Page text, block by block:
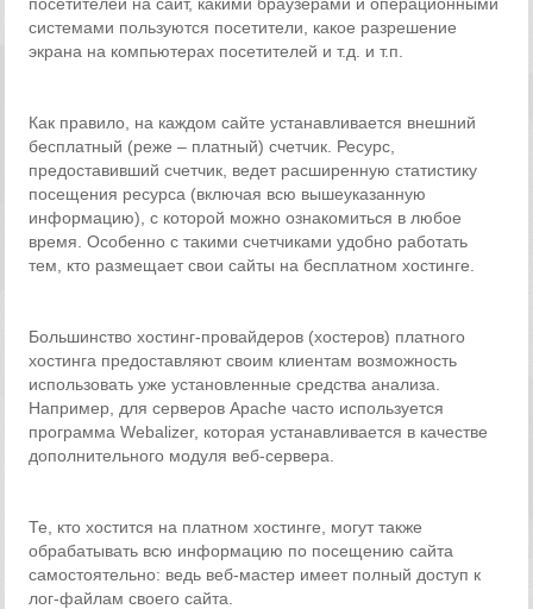
системами пользуются посетители, какое разрешение
экрана на компьютерах посетителей и т.д. и т.п.
Как правило, на каждом сайте устанавливается внешний
бесплатный (реже – платный) счетчик. Ресурс,
предоставивший счетчик, ведет расширенную статистику
посещения ресурса (включая всю вышеуказанную
информацию), с которой можно ознакомиться в любое
время. Особенно с такими счетчиками удобно работать
тем, кто размещает свои сайты на бесплатном хостинге.
Большинство хостинг-провайдеров (хостеров) платного
хостинга предоставляют своим клиентам возможность
использовать уже установленные средства анализа.
Например, для серверов Apache часто используется
программа Webalizer, которая устанавливается в качестве
дополнительного модуля веб-сервера.
Те, кто хостится на платном хостинге, могут также
обрабатывать всю информацию по посещению сайта
самостоятельно: ведь веб-мастер имеет полный доступ к
лог-файлам своего сайта.